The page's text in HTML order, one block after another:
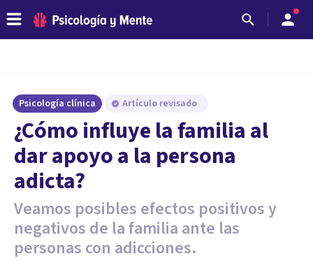
Psicología clínica Artículo revisado
¿Cómo influye la familia al
dar apoyo a la persona
adicta?
Veamos posibles efectos positivos y
negativos de la familia ante las
personas con adicciones.